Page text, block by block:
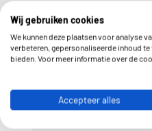
Beschrijving
Stiebel Eltron
Extra info
Wij gebruiken cookies
We kunnen deze plaatsen voor analyse
verbeteren, gepersonaliseerde inhoud
bieden. Voor meer informatie over de
Accepteer alles